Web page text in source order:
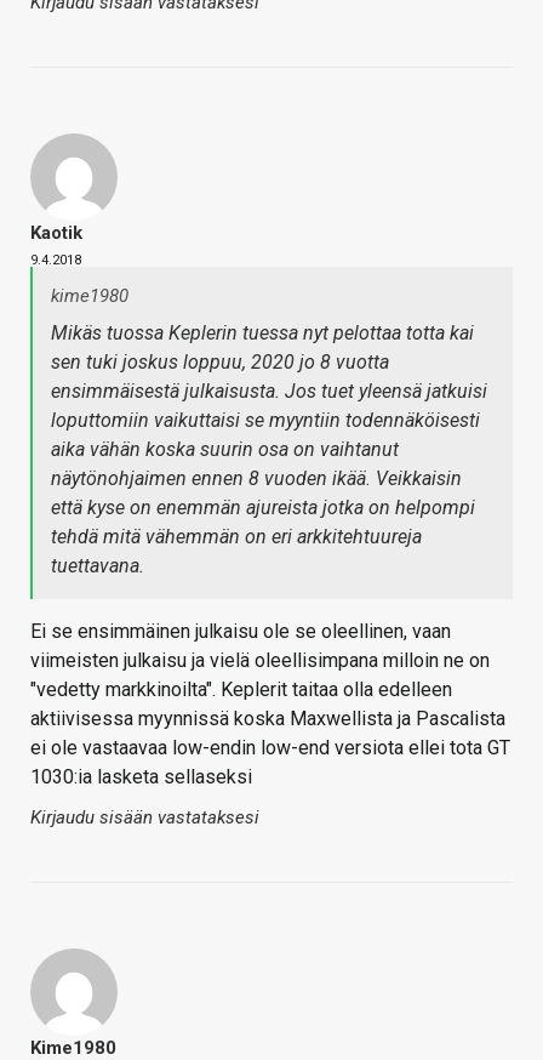
Kaotik
9.4.2018
kime1980
Mikäs tuossa Keplerin tuessa nyt pelottaa totta kai
sen tuki joskus loppuu, 2020 jo 8 vuotta
ensimmäisestä julkaisusta. Jos tuet yleensä jatkuisi
loputtomiin vaikuttaisi se myyntiin todennäköisesti
aika vähän koska suurin osa on vaihtanut
näytönohjaimen ennen 8 vuoden ikää. Veikkaisin
että kyse on enemmän ajureista jotka on helpompi
tehdä mitä vähemmän on eri arkkitehtuureja
tuettavana.
Ei se ensimmäinen julkaisu ole se oleellinen, vaan
viimeisten julkaisu ja vielä oleellisimpana milloin ne on
"vedetty markkinoilta". Keplerit taitaa olla edelleen
aktiivisessa myynnissä koska Maxwellista ja Pascalista
ei ole vastaavaa low-endin low-end versiota ellei tota GT
1030:ia lasketa sellaseksi
Kirjaudu sisään vastataksesi
Kime1980